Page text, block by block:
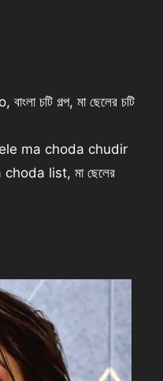
,বাংলা চটি গল্প,মা ছেলের চটি
ma choda chudir
choda list, মা ছেলের